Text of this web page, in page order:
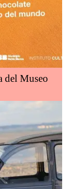
del Museo